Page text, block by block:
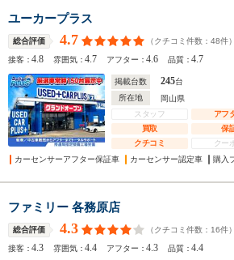
ユーカープラス
総合評価 4.7 （クチコミ件数： 48件）
接客：4.8 雰囲気：4.7 アフター：4.6 品質：4.7
掲載台数 245台
所在地
岡山県
スタッフ
アフ
買取
保
クチコミ
クー
カーセンサーアフター保証車
カーセンサー認定車 購入
ファミリー 各務原店
総合評価 4.3 （クチコミ件数： 16件）
接客：4.3 雰囲気：4.4 アフター：4.3 品質：4.4